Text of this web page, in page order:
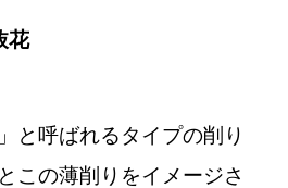
花
と呼ばれるタイプの削り
この薄削りをイメージさ